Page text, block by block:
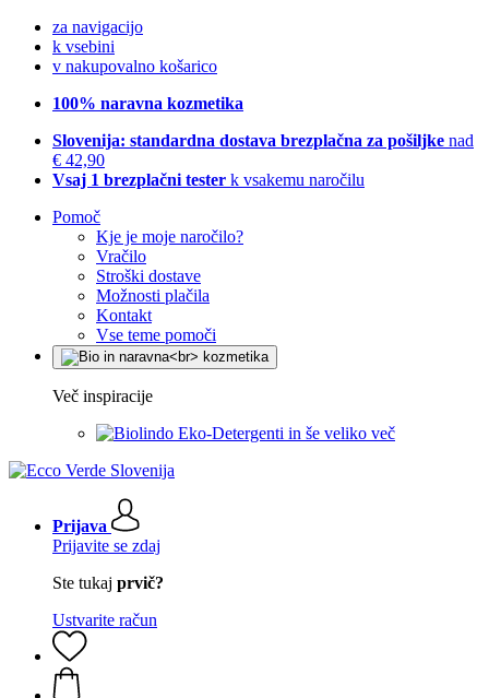
za navigacijo
k vsebini
v nakupovalno košarico
100% naravna kozmetika
Slovenija: standardna dostava brezplačna za pošiljke nad
€ 42,90
Vsaj 1 brezplačni tester k vsakemu naročilu
Pomoč
Kje je moje naročilo?
Vračilo
Stroški dostave
Možnosti plačila
Kontakt
Vse teme pomoči
Več inspiracije
Eko-Detergenti in še veliko več
Prijava
Prijavite se zdaj
Ste tukaj prvič?
Ustvarite račun